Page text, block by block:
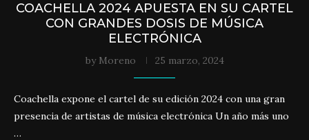
COACHELLA 2024 APUESTA EN SU CARTEL
CON GRANDES DOSIS DE MÚSICA
ELECTRÓNICA
by Moreno 25 marzo, 2024
Coachella expone el cartel de su edición 2024 con una gran
presencia de artistas de música electrónica Un año más uno
…